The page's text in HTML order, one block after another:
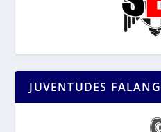
JUVENTUDES